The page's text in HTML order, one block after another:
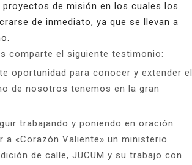
de misión en los cuales los
de inmediato, ya que se llevan a
comparte el siguiente testimonio:
oportunidad para conocer y extender el
de nosotros tenemos en la gran
trabajando y poniendo en oración
a «Corazón Valiente» un ministerio
de calle, JUCUM y su trabajo con